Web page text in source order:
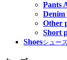
Pants
Denim
Other
Short
Shoesシュー